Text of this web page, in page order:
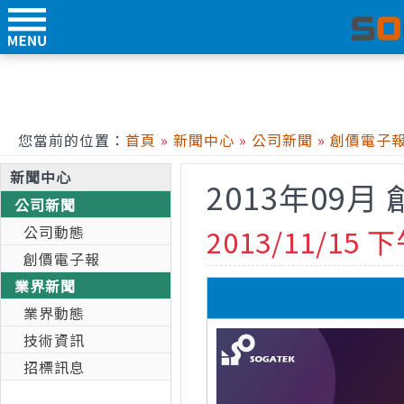
您當前的位置： 首頁 » 新聞中心 » 公司新聞 » 創價電子
新聞中心
公司新聞
公司動態
創價電子報
業界新聞
業界動態
技術資訊
招標訊息
2013年09月
2013/11/15 下